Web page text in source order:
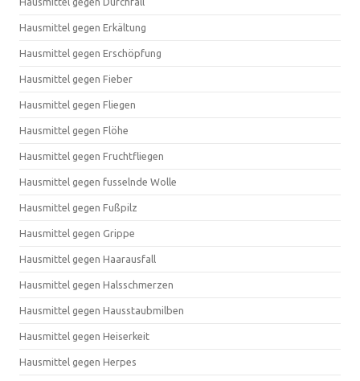
Hausmittel gegen Erkältung
Hausmittel gegen Erschöpfung
Hausmittel gegen Fieber
Hausmittel gegen Fliegen
Hausmittel gegen Flöhe
Hausmittel gegen Fruchtfliegen
Hausmittel gegen fusselnde Wolle
Hausmittel gegen Fußpilz
Hausmittel gegen Grippe
Hausmittel gegen Haarausfall
Hausmittel gegen Halsschmerzen
Hausmittel gegen Hausstaubmilben
Hausmittel gegen Heiserkeit
Hausmittel gegen Herpes